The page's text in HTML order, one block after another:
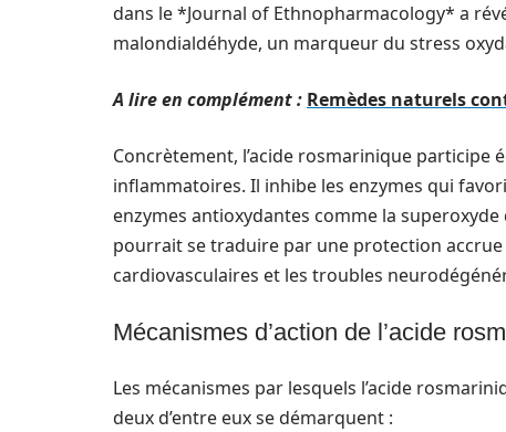
dans le *Journal of Ethnopharmacology* a
malondialdéhyde, un marqueur du stress
A lire en complément : Remèdes naturels
Concrètement, l’acide rosmarinique
inflammatoires. Il inhibe les enzymes qui
enzymes antioxydantes comme la
pourrait se traduire par une protection accrue
cardiovasculaires et les troubles
Mécanismes d’action de l’acide
Les mécanismes par lesquels l’acide
deux d’entre eux se démarquent :